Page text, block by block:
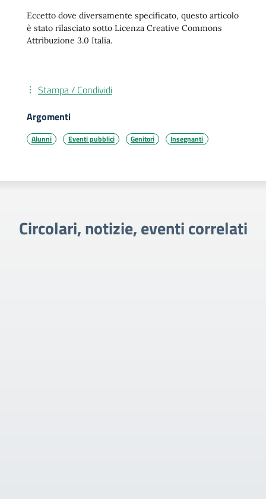
Eccetto dove diversamente specificato, questo articolo
è stato rilasciato sotto Licenza Creative Commons
Attribuzione 3.0 Italia.
Stampa / Condividi
Argomenti
Alunni Eventi pubblici Genitori Insegnanti
Circolari, notizie, eventi correlati